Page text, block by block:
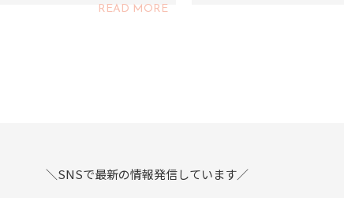
READ MORE
＼SNSで最新の情報発信しています／